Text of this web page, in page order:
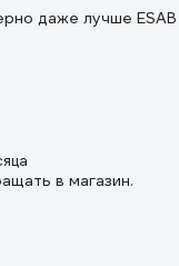
даже лучше ESAB
в магазин.